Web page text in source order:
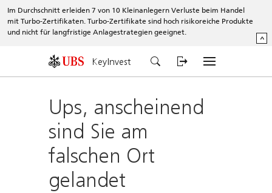
Im Durchschnitt erleiden 7 von 10 Kleinanlegern Verluste beim Handel
mit Turbo-Zertifikaten. Turbo-Zertifikate sind hoch risikoreiche Produkte
und nicht für langfristige Anlagestrategien geeignet.
^
KeyInvest
Ups, anscheinend
sind Sie am
falschen Ort
gelandet